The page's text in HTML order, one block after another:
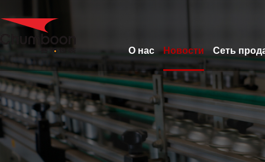
О нас Новости Сеть